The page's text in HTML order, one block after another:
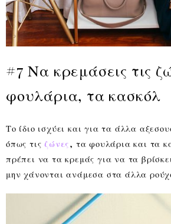
#7 Να κρεμάσεις τις
φουλάρια, τα κασκόλ
Το ίδιο ισχύει και για τα άλλα
όπως τιςζώνες, τα φουλάρια και τα
πρέπει να τα κρεμάς για να τα
μην χάνονται ανάμεσα στα άλλα